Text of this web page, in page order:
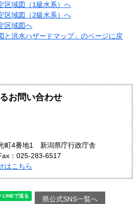
区域図（1級水系）へ
区域図（2級水系）へ
区域図へ
と洪水ハザードマップ」のページに戻
お問い合わせ
町4番地1 新潟県庁行政庁舎
：025‐283-6517
はこちら
県公式SNS一覧へ